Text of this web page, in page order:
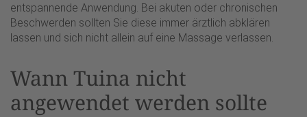
entspannende Anwendung. Bei akuten oder chronischen
Beschwerden sollten Sie diese immer ärztlich abklären
lassen und sich nicht allein auf eine Massage verlassen.
Wann Tuina nicht
angewendet werden sollte